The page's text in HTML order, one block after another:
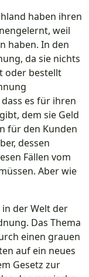
haben ihren
weil
haben. In den
da sie nichts
oder bestellt
es für ihren
dem sie Geld
für den Kunden
dessen
Fällen vom
Aber wie
der Welt der
Das Thema
einen grauen
auf ein neues
Gesetz zur